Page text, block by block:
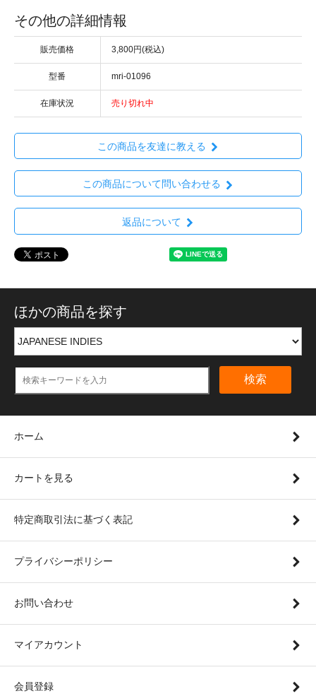
その他の詳細情報
販売価格 3,800円(税込)
型番 mri-01096
在庫状況 売り切れ中
この商品を友達に教える
この商品について問い合わせる
返品について
ほかの商品を探す
検索
ホーム
カートを見る
特定商取引法に基づく表記
プライバシーポリシー
お問い合わせ
マイアカウント
会員登録